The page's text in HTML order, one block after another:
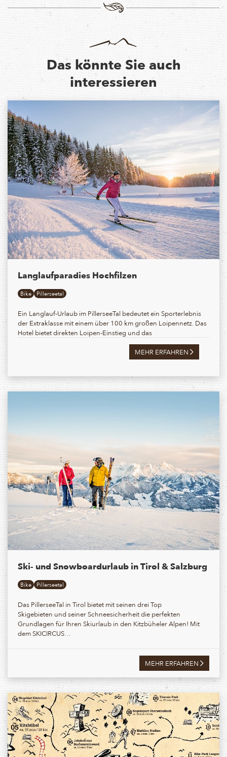
Das könnte Sie auch
interessieren
Langlaufparadies Hochfilzen
Bike Pillerseetal
Ein Langlauf-Urlaub im PillerseeTal bedeutet ein Sporterlebnis
der Extraklasse mit einem über 100 km großen Loipennetz. Das
Hotel bietet direkten Loipen-Einstieg und das
MEHR ERFAHREN
Ski- und Snowboardurlaub in Tirol & Salzburg
Bike Pillerseetal
Das PillerseeTal in Tirol bietet mit seinen drei Top
Skigebieten und seiner Schneesicherheit die perfekten
Grundlagen für Ihren Skiurlaub in den Kitzbüheler Alpen! Mit
demSKICIRCUS…
MEHR ERFAHREN